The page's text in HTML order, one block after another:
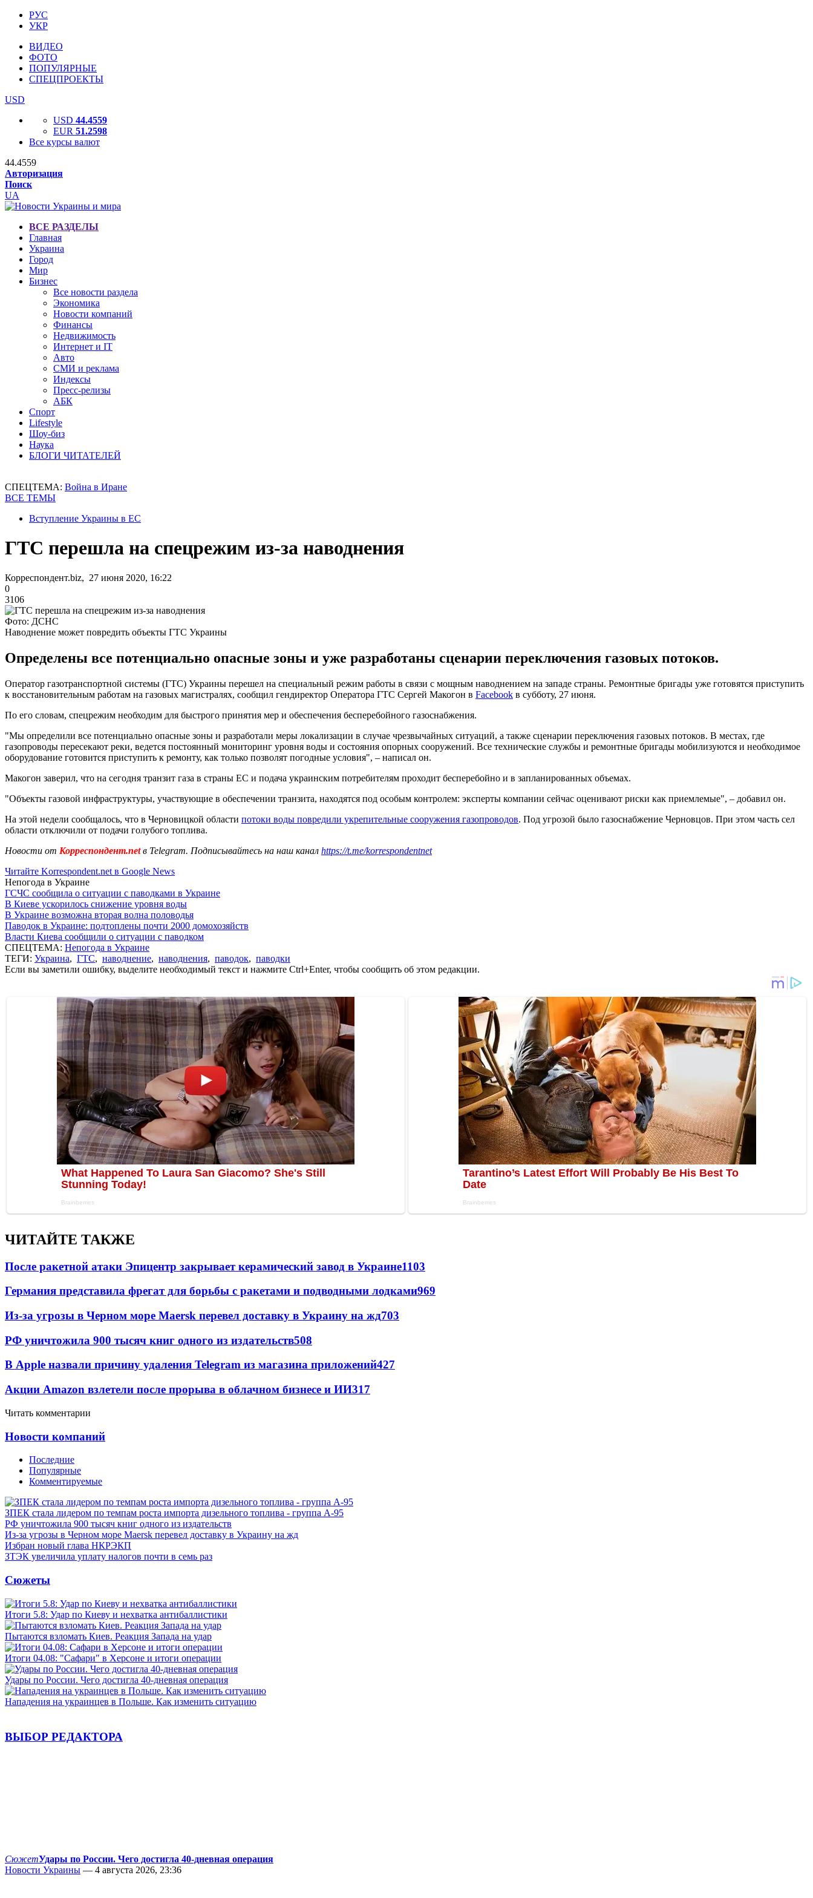
РУС
УКР
ВИДЕО
ФОТО
ПОПУЛЯРНЫЕ
СПЕЦПРОЕКТЫ
USD
USD 44.4559
EUR 51.2598
Все курсы валют
44.4559
Авторизация
Поиск
UA
ВСЕ РАЗДЕЛЫ
Главная
Украина
Город
Мир
Бизнес
Все новости раздела
Экономика
Новости компаний
Финансы
Недвижимость
Интернет и IT
Авто
СМИ и реклама
Индексы
Пресс-релизы
АБК
Спорт
Lifestyle
Шоу-биз
Наука
БЛОГИ ЧИТАТЕЛЕЙ
СПЕЦТЕМА: Война в Иране
ВСЕ ТЕМЫ
Вступление Украины в ЕС
ГТС перешла на спецрежим из-за наводнения
Корреспондент.biz, 27 июня 2020, 16:22
0
3106
Фото: ДСНС
Наводнение может повредить объекты ГТС Украины
Определены все потенциально опасные зоны и уже разработаны сценарии переключения газовых потоков.
Оператор газотранспортной системы (ГТС) Украины перешел на специальный режим работы в связи с мощным наводнением на западе страны. Ремонтные бригады уже готовятся приступить
к восстановительным работам на газовых магистралях, сообщил гендиректор Оператора ГТС Сергей Макогон в Facebook в субботу, 27 июня.
По его словам, спецрежим необходим для быстрого принятия мер и обеспечения бесперебойного газоснабжения.
"Мы определили все потенциально опасные зоны и разработали меры локализации в случае чрезвычайных ситуаций, а также сценарии переключения газовых потоков. В местах, где
газопроводы пересекают реки, ведется постоянный мониторинг уровня воды и состояния опорных сооружений. Все технические службы и ремонтные бригады мобилизуются и необходимое
оборудование готовится приступить к ремонту, как только позволят погодные условия", – написал он.
Макогон заверил, что на сегодня транзит газа в страны ЕС и подача украинским потребителям проходит бесперебойно и в запланированных объемах.
"Объекты газовой инфраструктуры, участвующие в обеспечении транзита, находятся под особым контролем: эксперты компании сейчас оценивают риски как приемлемые", – добавил он.
На этой недели сообщалось, что в Черновицкой области потоки воды повредили укрепительные сооружения газопроводов. Под угрозой было газоснабжение Черновцов. При этом часть сел
области отключили от подачи голубого топлива.
Новости от Корреспондент.netв Telegram. Подписывайтесь на наш канал https://t.me/korrespondentnet
Читайте Korrespondent.net в Google News
Непогода в Украине
ГСЧС сообщила о ситуации с паводками в Украине
В Киеве ускорилось снижение уровня воды
В Украине возможна вторая волна половодья
Паводок в Украине: подтоплены почти 2000 домохозяйств
Власти Киева сообщили о ситуации с паводком
СПЕЦТЕМА: Непогода в Украине
ТЕГИ: Украина, ГТС, наводнение, наводнения, паводок, паводки
Если вы заметили ошибку, выделите необходимый текст и нажмите Ctrl+Enter, чтобы сообщить об этом редакции.
ЧИТАЙТЕ ТАКЖЕ
После ракетной атаки Эпицентр закрывает керамический завод в Украине1103
Германия представила фрегат для борьбы с ракетами и подводными лодками969
Из-за угрозы в Черном море Maersk перевел доставку в Украину на жд703
РФ уничтожила 900 тысяч книг одного из издательств508
В Apple назвали причину удаления Telegram из магазина приложений427
Акции Amazon взлетели после прорыва в облачном бизнесе и ИИ317
Читать комментарии
Новости компаний
Последние
Популярные
Комментируемые
ЗПЕК стала лидером по темпам роста импорта дизельного топлива - группа А-95
РФ уничтожила 900 тысяч книг одного из издательств
Из-за угрозы в Черном море Maersk перевел доставку в Украину на жд
Избран новый глава НКРЭКП
ЗТЭК увеличила уплату налогов почти в семь раз
Сюжеты
Итоги 5.8: Удар по Киеву и нехватка антибаллистики
Пытаются взломать Киев. Реакция Запада на удар
Итоги 04.08: "Сафари" в Херсоне и итоги операции
Удары по России. Чего достигла 40-дневная операция
Нападения на украинцев в Польше. Как изменить ситуацию
ВЫБОР РЕДАКТОРА
СюжетУдары по России. Чего достигла 40-дневная операция
Новости Украины — 4 августа 2026, 23:36